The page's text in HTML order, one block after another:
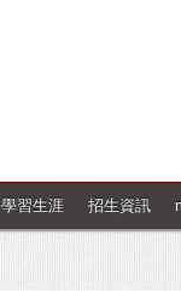
學習生涯 招生資訊